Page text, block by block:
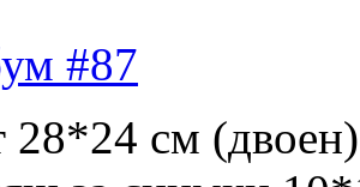
#87
28*24 см (двоен)